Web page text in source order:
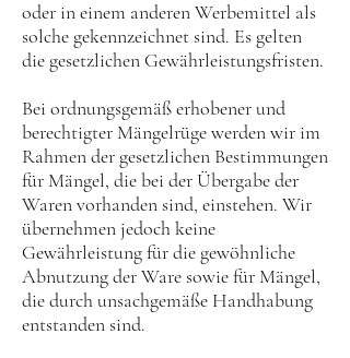
oder in einem anderen Werbemittel als
solche gekennzeichnet sind. Es gelten
die gesetzlichen Gewährleistungsfristen.
Bei ordnungsgemäß erhobener und
berechtigter Mängelrüge werden wir im
Rahmen der gesetzlichen Bestimmungen
für Mängel, die bei der Übergabe der
Waren vorhanden sind, einstehen. Wir
übernehmen jedoch keine
Gewährleistung für die gewöhnliche
Abnutzung der Ware sowie für Mängel,
die durch unsachgemäße Handhabung
entstanden sind.